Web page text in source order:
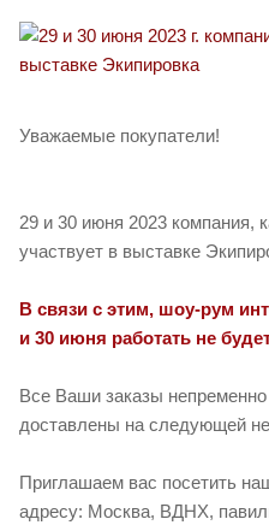
Уважаемые покупатели!
29 и 30 июня 2023 компания,
участвует в выставке
В связи с этим, шоу-рум
и 30 июня работать не
Все Ваши заказы
доставлены на следующей
Приглашаем вас посетить
адресу: Москва, ВДНХ,